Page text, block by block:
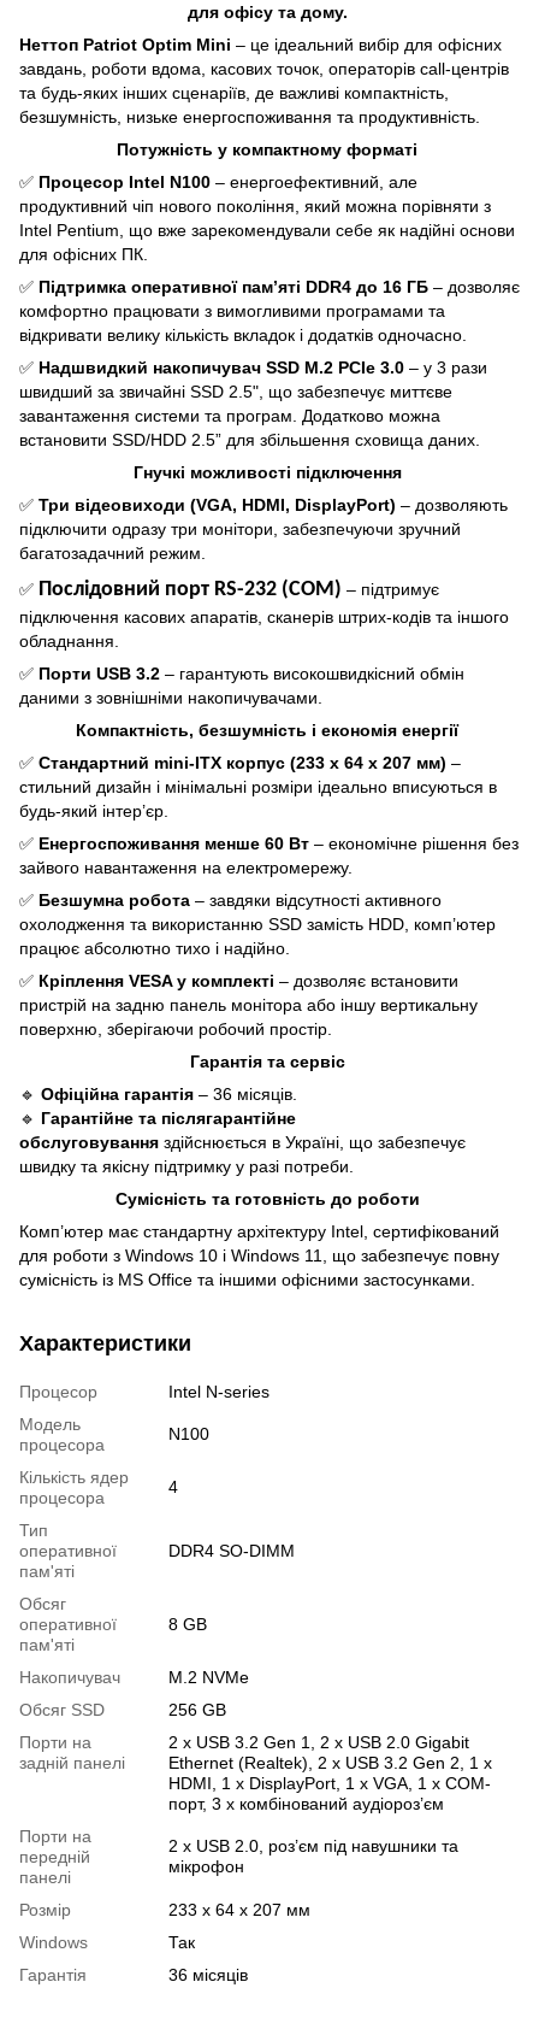
для офісу та дому.
Неттоп Patriot Optim Mini – це ідеальний вибір для офісних
завдань, роботи вдома, касових точок, операторів call-центрів
та будь-яких інших сценаріїв, де важливі компактність,
безшумність, низьке енергоспоживання та продуктивність.
Потужність у компактному форматі
✅ Процесор Intel N100 – енергоефективний, але
продуктивний чіп нового покоління, який можна порівняти з
Intel Pentium, що вже зарекомендували себе як надійні основи
для офісних ПК.
✅ Підтримка оперативної пам’яті DDR4 до 16 ГБ – дозволяє
комфортно працювати з вимогливими програмами та
відкривати велику кількість вкладок і додатків одночасно.
✅ Надшвидкий накопичувач SSD M.2 PCIe 3.0 – у 3 рази
швидший за звичайні SSD 2.5", що забезпечує миттєве
завантаження системи та програм. Додатково можна
встановити SSD/HDD 2.5” для збільшення сховища даних.
Гнучкі можливості підключення
✅ Три відеовиходи (VGA, HDMI, DisplayPort) – дозволяють
підключити одразу три монітори, забезпечуючи зручний
багатозадачний режим.
✅ Послідовний порт RS-232 (COM) – підтримує
підключення касових апаратів, сканерів штрих-кодів та іншого
обладнання.
✅ Порти USB 3.2 – гарантують високошвидкісний обмін
даними з зовнішніми накопичувачами.
Компактність, безшумність і економія енергії
✅ Стандартний mini-ITX корпус (233 х 64 х 207 мм) –
стильний дизайн і мінімальні розміри ідеально вписуються в
будь-який інтер’єр.
✅ Енергоспоживання менше 60 Вт – економічне рішення без
зайвого навантаження на електромережу.
✅ Безшумна робота – завдяки відсутності активного
охолодження та використанню SSD замість HDD, комп’ютер
працює абсолютно тихо і надійно.
✅ Кріплення VESA у комплекті – дозволяє встановити
пристрій на задню панель монітора або іншу вертикальну
поверхню, зберігаючи робочий простір.
Гарантія та сервіс
🔹 Офіційна гарантія – 36 місяців.
🔹 Гарантійне та післягарантійне
обслуговування здійснюється в Україні, що забезпечує
швидку та якісну підтримку у разі потреби.
Сумісність та готовність до роботи
Комп’ютер має стандартну архітектуру Intel, сертифікований
для роботи з Windows 10 і Windows 11, що забезпечує повну
сумісність із MS Office та іншими офісними застосунками.
Характеристики
Процесор
Intel N-series
Модель
процесора
N100
Кількість ядер
процесора
4
Тип
оперативної
пам'яті
DDR4 SO-DIMM
Обсяг
оперативної
пам'яті
8 GB
Накопичувач
M.2 NVMe
Обсяг SSD
256 GB
Порти на
задній панелі
2 х USB 3.2 Gen 1, 2 х USB 2.0 Gigabit
Ethernet (Realtek), 2 х USB 3.2 Gen 2, 1 х
HDMI, 1 х DisplayPort, 1 х VGA, 1 х COM-
порт, 3 х комбінований аудіороз’єм
Порти на
передній
панелі
2 х USB 2.0, роз’єм під навушники та
мікрофон
Розмір
233 х 64 х 207 мм
Windows
Так
Гарантія
36 місяців